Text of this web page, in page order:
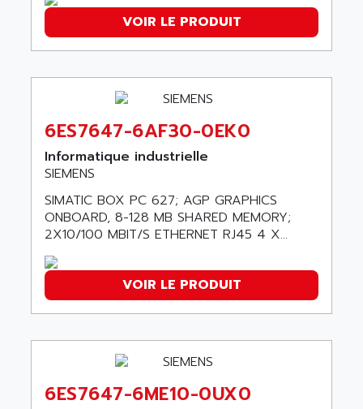
GP3000 SERIES
SINUMERIK 840DI
XL200
SINUMERIK 840D
ALTIVAR 5
RM3
MOTEUR VSA CA
VARMECA
VT585
ASSMANN WSW
ASSY
AST
ASTAR
ASTEEL
ASTRODESIGN
ASTROSYSTEMS
ASUS
ASV
AT&SMLBNA
AT&T MICROELECTRONICS
ATA ELECTRO TECHNIQUE
ATE
ATECH
VOIR LE PRODUIT
6ES7647-6AF30-0EK0
Informatique industrielle
SIEMENS
SIMATIC BOX PC 627; AGP GRAPHICS
ONBOARD, 8-128 MB SHARED MEMORY;
2X10/100 MBIT/S ETHERNET RJ45 4 X...
VOIR LE PRODUIT
6ES7647-6ME10-0UX0